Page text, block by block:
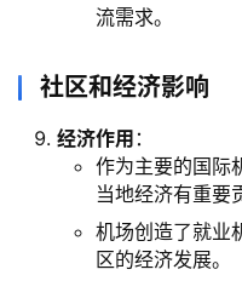
流需求。
社区和经济影响
经济作用 ：
作为主要的国际
当地经济有重要
机场创造了就业
区的经济发展。